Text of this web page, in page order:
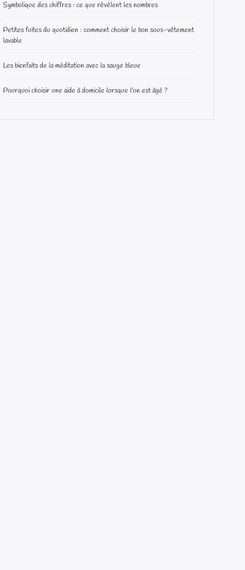
Symbolique des chiffres : ce que révèlent les nombres
Petites fuites du quotidien : comment choisir le bon sous-vêtement
lavable
Les bienfaits de la méditation avec la sauge bleue
Pourquoi choisir une aide à domicile lorsque l’on est âgé ?